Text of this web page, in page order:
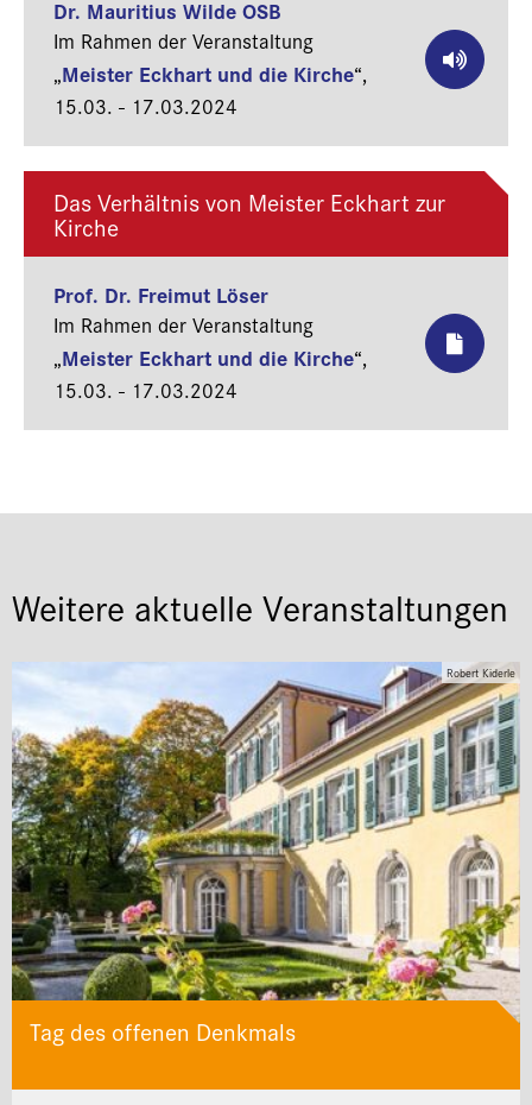
Dr. Mauritius Wilde OSB
Im Rahmen der Veranstaltung
„Meister Eckhart und die Kirche“,
15.03. - 17.03.2024
Das Verhältnis von Meister Eckhart zur
Kirche
Prof. Dr. Freimut Löser
Im Rahmen der Veranstaltung
„Meister Eckhart und die Kirche“,
15.03. - 17.03.2024
Weitere aktuelle Veranstaltungen
Robert Kiderle
Tag des offenen Denkmals